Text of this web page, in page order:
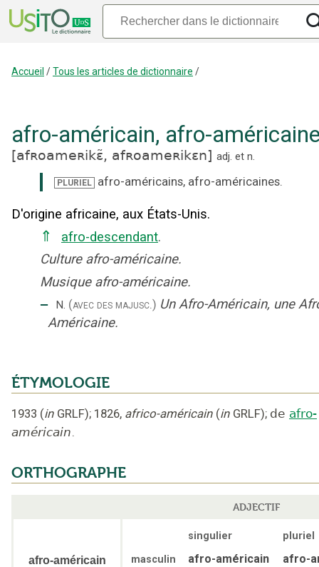
Accueil /Tous les articles de dictionnaire /
afro-américain, afro-
[afʀoameʀikɛ̃, afʀoameʀikɛn] adj. et n.
PLURIEL afro-américains, afro-américaines.
D'origine africaine, aux États-Unis.
⇑ afro-descendant.
Culture afro-américaine.
Musique afro-américaine.
‒ N. (avec des majusc.) Un Afro-Américain, une
Américaine.
ÉTYMOLOGIE
1933 (in GRLF); 1826, africo-américain (in GRLF); de afro-
américain.
ORTHOGRAPHE
ADJECTIF
afro-américain
singulier
pluriel
masculin
afro-américain afro-